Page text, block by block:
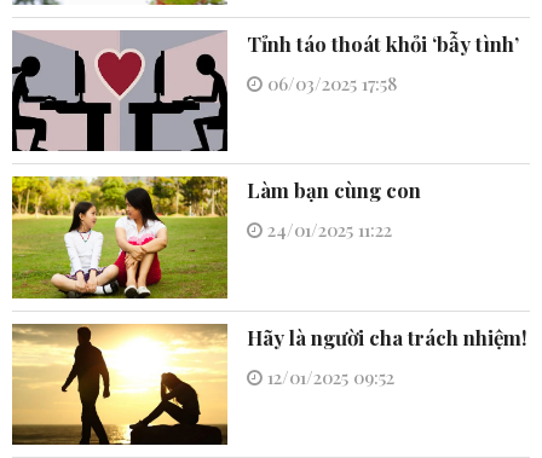
Tỉnh táo thoát khỏi ‘bẫy tình’
06/03/2025 17:58
Làm bạn cùng con
24/01/2025 11:22
Hãy là người cha trách nhiệm!
12/01/2025 09:52